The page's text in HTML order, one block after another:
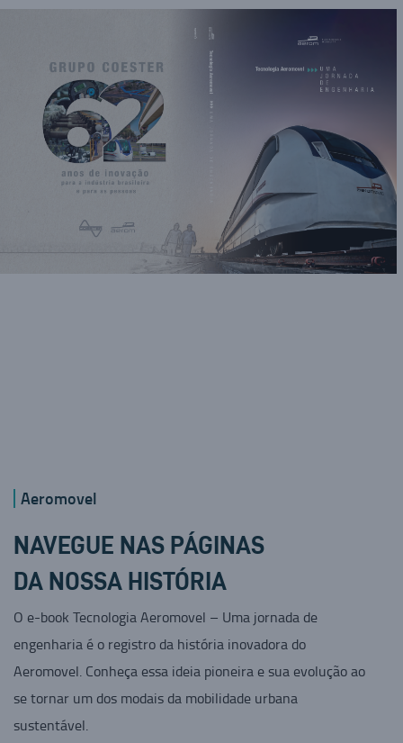
Aeromovel
NAVEGUE NAS PÁGINAS
DA NOSSA HISTÓRIA
O e-book Tecnologia Aeromovel – Uma jornada de
engenharia é o registro da história inovadora do
Aeromovel. Conheça essa ideia pioneira e sua evolução ao
se tornar um dos modais da mobilidade urbana
sustentável.